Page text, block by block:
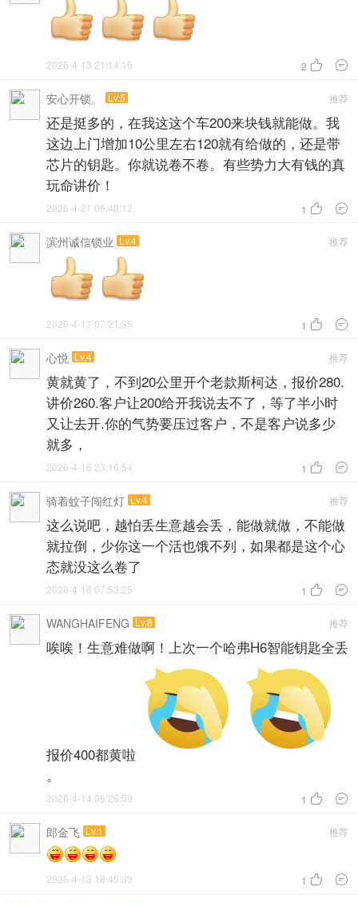
2  
2026-4-13 21:14:16
推荐
安心开锁。 Lv.5
还是挺多的，在我这这个车200来块钱就能做。我
这边上门增加10公里左右120就有给做的，还是带
芯片的钥匙。你就说卷不卷。有些势力大有钱的真
玩命讲价！
1  
2026-4-21 06:48:12
推荐
滨州诚信锁业 Lv.4
1  
2026-4-17 07:21:35
推荐
心悦 Lv.4
黄就黄了，不到20公里开个老款斯柯达，报价280.
讲价260.客户让200给开我说去不了，等了半小时
又让去开.你的气势要压过客户，不是客户说多少
就多，
1  
2026-4-16 23:16:54
推荐
骑着蚊子闯红灯 Lv.4
这么说吧，越怕丢生意越会丢，能做就做，不能做
就拉倒，少你这一个活也饿不列，如果都是这个心
态就没这么卷了
1  
2026-4-16 07:53:25
推荐
WANGHAIFENG Lv.8
唉唉！生意难做啊！上次一个哈弗H6智能钥匙全丢
报价400都黄啦
。
1  
2026-4-14 06:26:59
推荐
郎金飞 Lv.1
1  
2026-4-13 18:45:39